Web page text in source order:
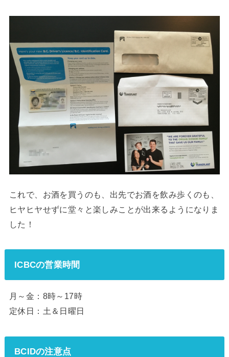
これで、お酒を買うのも、出先でお酒を飲み歩くのも、
ヒヤヒヤせずに堂々と楽しみことが出来るようになりま
した！
ICBCの営業時間
月～金：8時～17時
定休日：土＆日曜日
BCIDの注意点